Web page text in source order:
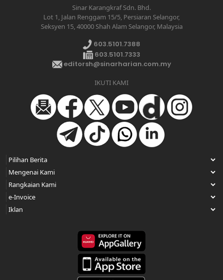
Sinar Karangkraf Sdn. Bhd.
Lot 1, Jalan Renggam 15/5, Persiaran Selangor,
Seksyen 15, 40000 Shah Alam Selangor, Malaysia
603.5101.7388
603.5101.7333
editorsh@sinarharian.com.my
IKUTI KAMI